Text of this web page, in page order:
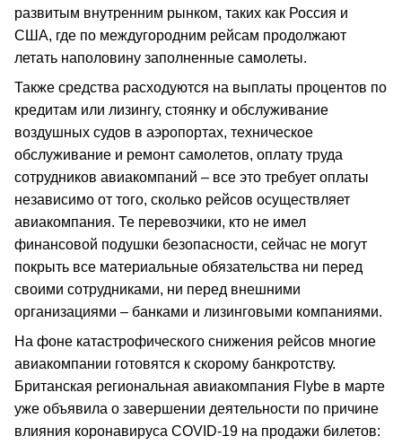
развитым внутренним рынком, таких как Россия и
США, где по междугородним рейсам продолжают
летать наполовину заполненные самолеты.
Также средства расходуются на выплаты процентов по
кредитам или лизингу, стоянку и обслуживание
воздушных судов в аэропортах, техническое
обслуживание и ремонт самолетов, оплату труда
сотрудников авиакомпаний – все это требует оплаты
независимо от того, сколько рейсов осуществляет
авиакомпания. Те перевозчики, кто не имел
финансовой подушки безопасности, сейчас не могут
покрыть все материальные обязательства ни перед
своими сотрудниками, ни перед внешними
организациями – банками и лизинговыми компаниями.
На фоне катастрофического снижения рейсов многие
авиакомпании готовятся к скорому банкротству.
Британская региональная авиакомпания Flybe в марте
уже объявила о завершении деятельности по причине
влияния коронавируса COVID-19 на продажи билетов: